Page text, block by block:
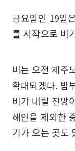
금요일인 19일
를 시작으로 비
비는 오전 제주
확대되겠다. 밤
비가 내릴 전망
해안을 제외한
기가 오는 곳도